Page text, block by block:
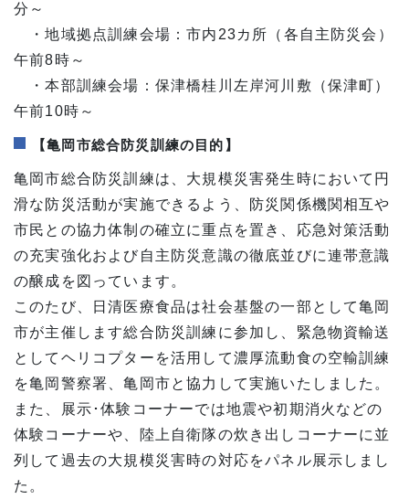
分～
・地域拠点訓練会場：市内23カ所（各自主防災会）
午前8時～
・本部訓練会場：保津橋桂川左岸河川敷（保津町）
午前10時～
【亀岡市総合防災訓練の目的】
亀岡市総合防災訓練は、大規模災害発生時において円
滑な防災活動が実施できるよう、防災関係機関相互や
市民との協力体制の確立に重点を置き、応急対策活動
の充実強化および自主防災意識の徹底並びに連帯意識
の醸成を図っています。
このたび、日清医療食品は社会基盤の一部として亀岡
市が主催します総合防災訓練に参加し、緊急物資輸送
としてヘリコプターを活用して濃厚流動食の空輸訓練
を亀岡警察署、亀岡市と協力して実施いたしました。
また、展示･体験コーナーでは地震や初期消火などの
体験コーナーや、陸上自衛隊の炊き出しコーナーに並
列して過去の大規模災害時の対応をパネル展示しまし
た。